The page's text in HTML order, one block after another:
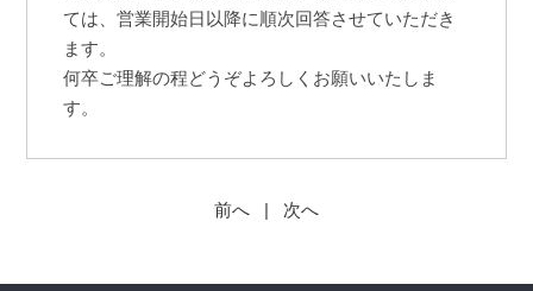
ては、営業開始日以降に順次回答させていただき
ます。
何卒ご理解の程どうぞよろしくお願いいたしま
す。
前へ | 次へ